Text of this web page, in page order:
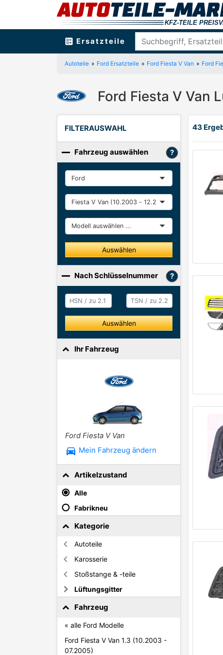
ballot Ersatzteile
Autoteile Ford Ersatzteile Ford Fiesta V Van Ford
Ford Fiesta V Van
FILTERAUSWAHL
Fahrzeug auswählen
Hersteller
Baureihe
Modell
Auswählen
Nach Schlüsselnummer
HSN / zu 2.1 HSN / zu 2.2
Auswählen
Ihr Fahrzeug
Ford Fiesta V Van
directions_car Mein Fahrzeug ändern
Artikelzustand
Alle
Fabrikneu
Kategorie
Autoteile
Karosserie
Stoßstange & -teile
Lüftungsgitter
Fahrzeug
« alle Ford Modelle
Ford Fiesta V Van 1.3 (10.2003 -
07.2005)
43